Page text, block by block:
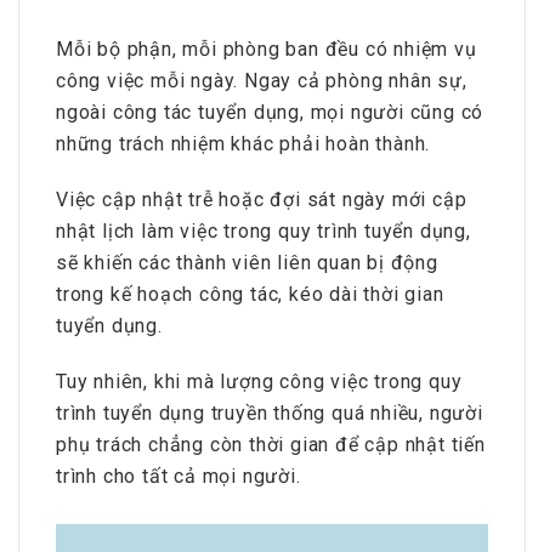
Mỗi bộ phận, mỗi phòng ban đều có nhiệm vụ
công việc mỗi ngày. Ngay cả phòng nhân sự,
ngoài công tác tuyển dụng, mọi người cũng có
những trách nhiệm khác phải hoàn thành.
Việc cập nhật trễ hoặc đợi sát ngày mới cập
nhật lịch làm việc trong quy trình tuyển dụng,
sẽ khiến các thành viên liên quan bị động
trong kế hoạch công tác, kéo dài thời gian
tuyển dụng.
Tuy nhiên, khi mà lượng công việc trong quy
trình tuyển dụng truyền thống quá nhiều, người
phụ trách chẳng còn thời gian để cập nhật tiến
trình cho tất cả mọi người.